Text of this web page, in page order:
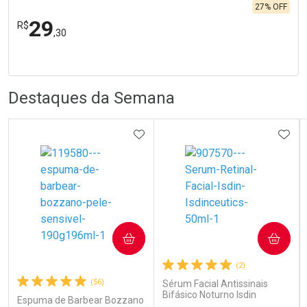
R$29,30
27% OFF
Laboratório
Ativar Desconto
Comprar sem Desconto
Comprar sem Desconto
Destaques da Semana
(56)
Espuma de Barbear Bozzano
ADICIONAR AOS FAVORITOS
COMPRAR
(2)
Sérum Facial Antissinais
Bifásico Noturno Isdin
COMPRAR